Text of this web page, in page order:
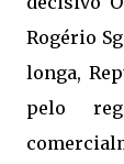
Rogério
longa,
pelo